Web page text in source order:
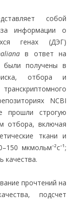
собой
информации о
генах (ДЭГ)
в ответ на
были получены в
отбора и
NCBI
прошли строгую
отбора, включая
ткани и
мкмольм⁻²с⁻¹;
качества.
прочтений на
подсчет